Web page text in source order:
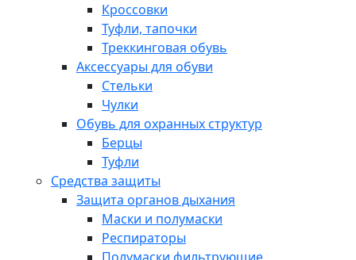
Кроссовки
Туфли, тапочки
Треккинговая обувь
Аксессуары для обуви
Стельки
Чулки
Обувь для охранных структур
Берцы
Туфли
Средства защиты
Защита органов дыхания
Маски и полумаски
Респираторы